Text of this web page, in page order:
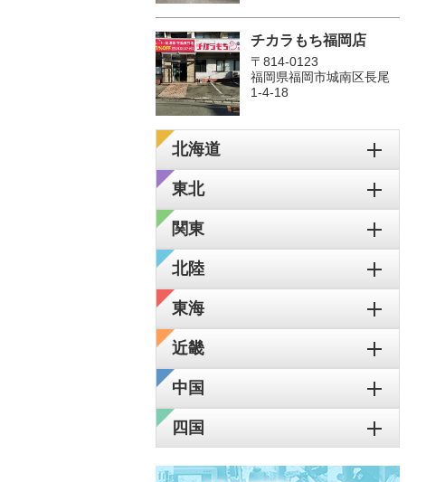
チカラもち福岡店
〒814-0123
福岡県福岡市城南区長尾
1‐4‐18
北海道
東北
関東
北陸
東海
近畿
中国
四国